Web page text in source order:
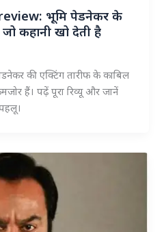
भूमि पेडनेकर के
जो कहानी खो देती है
की एक्टिंग तारीफ के काबिल
हैं। पढ़ें पूरा रिव्यू और जानें